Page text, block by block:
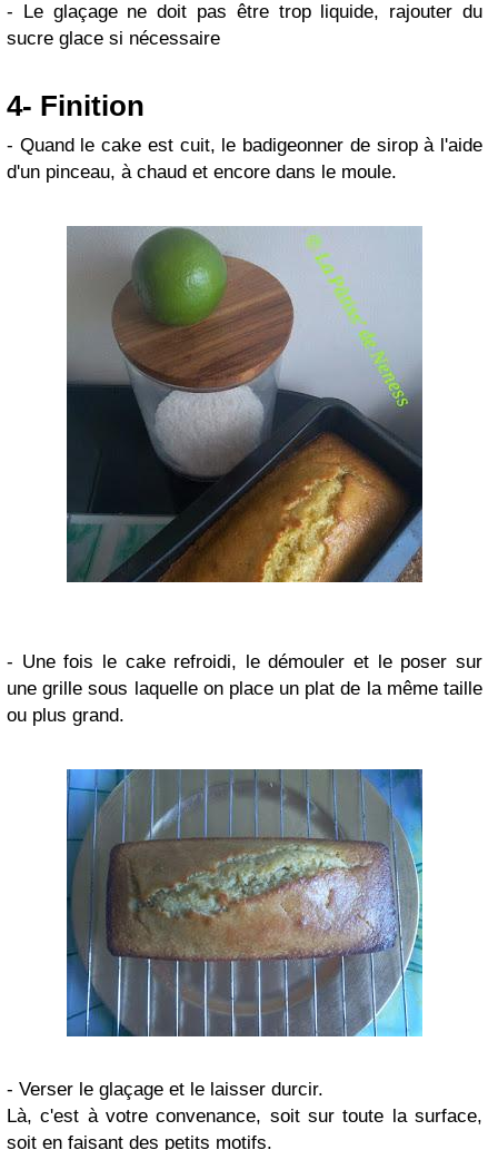
- Le glaçage ne doit pas être trop liquide, rajouter du
sucre glace si nécessaire
4- Finition
- Quand le cake est cuit, le badigeonner de sirop à l'aide
d'un pinceau, à chaud et encore dans le moule.
- Une fois le cake refroidi, le démouler et le poser sur
une grille sous laquelle on place un plat de la même taille
ou plus grand.
- Verser le glaçage et le laisser durcir.
Là, c'est à votre convenance, soit sur toute la surface,
soit en faisant des petits motifs.